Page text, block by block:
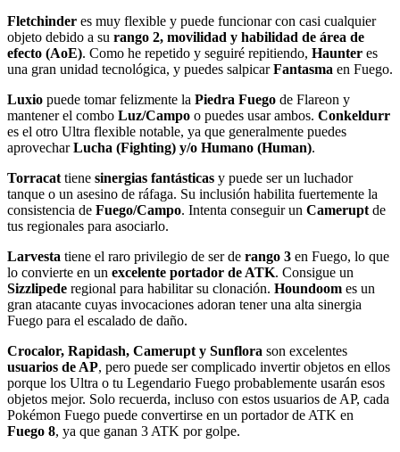
Fletchinder es muy flexible y puede funcionar con casi cualquier
objeto debido a su rango 2, movilidad y habilidad de área de
efecto (AoE). Como he repetido y seguiré repitiendo, Haunter es
una gran unidad tecnológica, y puedes salpicarFantasma en Fuego.
Luxio puede tomar felizmente la Piedra Fuego de Flareon y
mantener el combo Luz/Campo o puedes usar ambos. Conkeldurr
es el otro Ultra flexible notable, ya que generalmente puedes
aprovecharLucha (Fighting) y/o Humano (Human).
Torracat tiene sinergias fantásticas y puede ser un luchador
tanque o un asesino de ráfaga. Su inclusión habilita fuertemente la
consistencia de Fuego/Campo. Intenta conseguir un Camerupt de
tus regionales para asociarlo.
Larvesta tiene el raro privilegio de ser de rango 3 en Fuego, lo que
lo convierte en un excelente portador de ATK. Consigue un
Sizzlipede regional para habilitar su clonación. Houndoom es un
gran atacante cuyas invocaciones adoran tener una alta sinergia
Fuego para el escalado de daño.
Crocalor, Rapidash, Camerupt y Sunflora son excelentes
usuarios de AP, pero puede ser complicado invertir objetos en ellos
porque los Ultra o tu Legendario Fuego probablemente usarán esos
objetos mejor. Solo recuerda, incluso con estos usuarios de AP, cada
Pokémon Fuego puede convertirse en un portador de ATK en
Fuego 8, ya que ganan 3 ATK por golpe.